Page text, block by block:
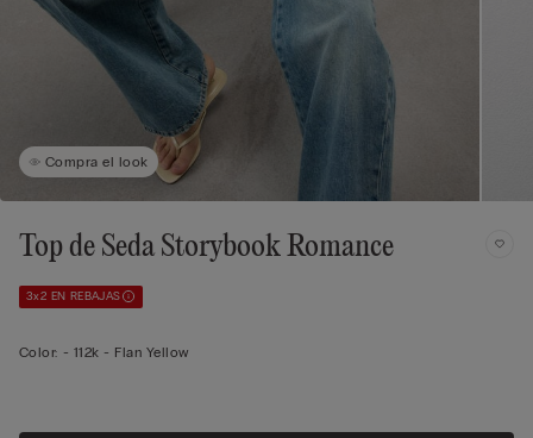
Compra el look
Top de Seda Storybook Romance
3x2 EN REBAJAS
Color: - 112k - Flan Yellow